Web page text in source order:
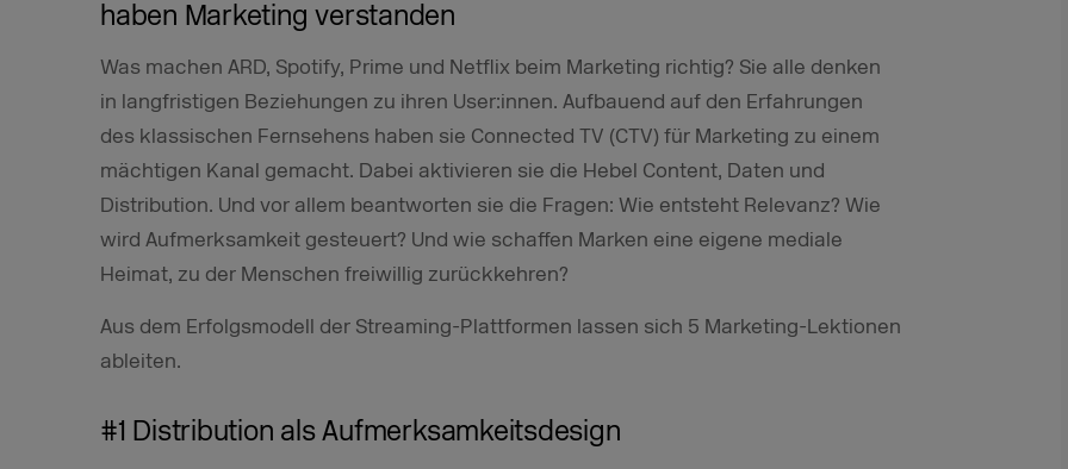
haben Marketing verstanden
Was machen ARD, Spotify, Prime und Netflix beim Marketing richtig? Sie alle denken
in langfristigen Beziehungen zu ihren User:innen. Aufbauend auf den Erfahrungen
des klassischen Fernsehens haben sie Connected TV (CTV) für Marketing zu einem
mächtigen Kanal gemacht. Dabei aktivieren sie die Hebel Content, Daten und
Distribution. Und vor allem beantworten sie die Fragen: Wie entsteht Relevanz? Wie
wird Aufmerksamkeit gesteuert? Und wie schaffen Marken eine eigene mediale
Heimat, zu der Menschen freiwillig zurückkehren?
Aus dem Erfolgsmodell der Streaming-Plattformen lassen sich 5 Marketing-Lektionen
ableiten.
#1 Distribution als Aufmerksamkeitsdesign